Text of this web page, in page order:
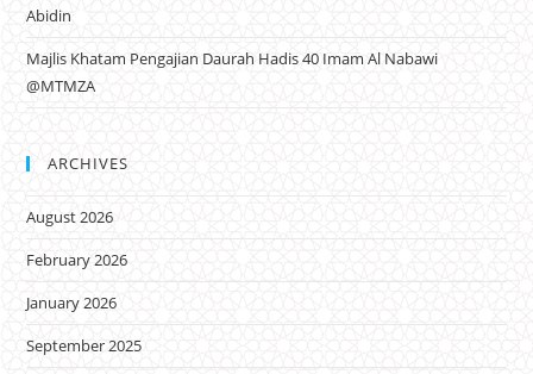
Abidin
Majlis Khatam Pengajian Daurah Hadis 40 Imam Al Nabawi
@MTMZA
ARCHIVES
August 2026
February 2026
January 2026
September 2025